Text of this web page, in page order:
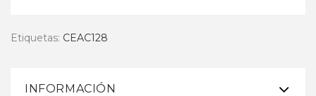
Etiquetas: CEAC128
INFORMACIÓN